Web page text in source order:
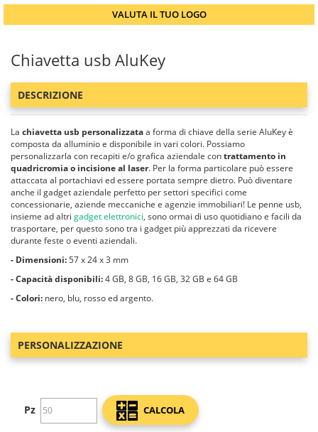
VALUTA IL TUO LOGO
Chiavetta usb AluKey
DESCRIZIONE
La chiavetta usb personalizzataa forma di chiave della serie AluKey è
composta da alluminio e disponibile in vari colori. Possiamo
personalizzarla con recapiti e/o grafica aziendale contrattamento in
quadricromia o incisione al laser. Per la forma particolare può essere
attaccata al portachiavi ed essere portata sempre dietro. Può diventare
anche il gadget aziendale perfetto per settori specifici come
concessionarie, aziende meccaniche e agenzie immobiliari! Le penne usb,
insieme ad altri gadget elettronici, sono ormai di uso quotidiano e facili da
trasportare, per questo sono tra i gadget più apprezzati da ricevere
durante feste o eventi aziendali.
- Dimensioni:57 x 24 x 3 mm
- Capacità disponibili:4 GB, 8 GB, 16 GB, 32 GB e 64 GB
- Colori: nero, blu, rosso ed argento.
PERSONALIZZAZIONE
Pz CALCOLA